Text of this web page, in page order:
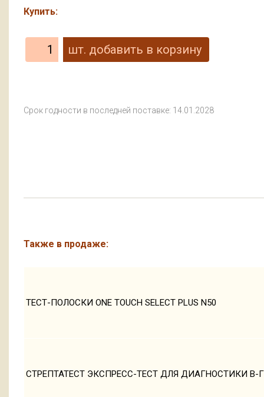
Купить:
Срок годности в последней поставке: 14.01.2028
Также в продаже:
ТЕСТ-ПОЛОСКИ ONE TOUCH SELECT PLUS N50
СТРЕПТАТЕСТ ЭКСПРЕСС-ТЕСТ ДЛЯ ДИАГНОСТИКИ